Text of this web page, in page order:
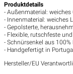
Produktdetails
- Außenmaterial: weiches
- Innenmaterial: weiches
- Gepolsterte,
- Flexible, rutschfeste
- Schnürsenkel aus
- Handgefertigt in
Hersteller/EU